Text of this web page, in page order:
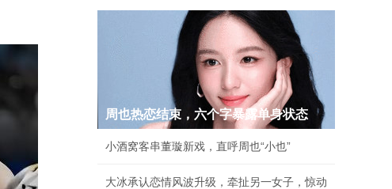
周也热恋结束，六个字暴露单身状态
小酒窝客串董璇新戏，直呼周也“小也”
大冰承认恋情风波升级，牵扯另一女子，惊动